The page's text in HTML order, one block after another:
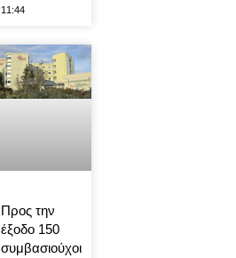
11:44
Προς την
έξοδο 150
συμβασιούχοι